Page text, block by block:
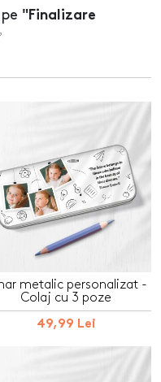
"Finalizare
metalic personalizat -
Colaj cu 3 poze
49,99 Lei